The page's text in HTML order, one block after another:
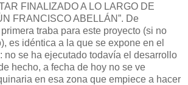
FINALIZADO A LO LARGO DE
FRANCISCO ABELLÁN”. De
traba para este proyecto (si no
es idéntica a la que se expone en el
no se ha ejecutado todavía el desarrollo
hecho, a fecha de hoy no se ve
en esa zona que empiece a hacer